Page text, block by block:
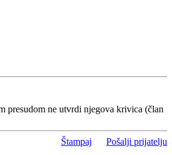
presudom ne utvrdi njegova krivica (član
Štampaj Pošalji prijatelju